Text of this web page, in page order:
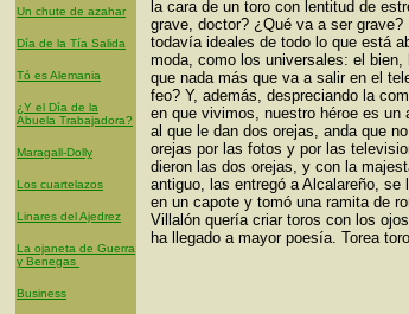
Un chute de azahar
Día de la Tía Salida
Tó es Alemania
¿Y el Día de la
Abuela Trabajadora?
Maragall-Dolly
Los cuartelazos
Linares del Ajedrez
La ojaneta de Guerra
y Benegas
Business
la cara de un toro con lentitud de
grave, doctor? ¿Qué va a ser
todavía ideales de todo lo que está
moda, como los universales: el
que nada más que va a salir en el
feo? Y, además, despreciando la
en que vivimos, nuestro héroe es un
al que le dan dos orejas, anda que
orejas por las fotos y por las
dieron las dos orejas, y con la
antiguo, las entregó a Alcalareño, se
en un capote y tomó una ramita de
Villalón quería criar toros con los
ha llegado a mayor poesía. Torea